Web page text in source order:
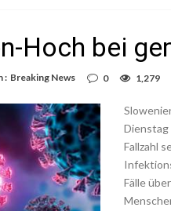
Hoch bei
: Breaking News 0 1,279
Fallzahl
Fälle